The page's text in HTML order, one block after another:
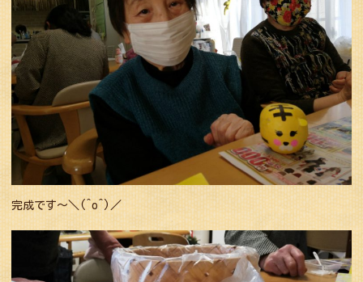
完成です〜＼(^o^)／